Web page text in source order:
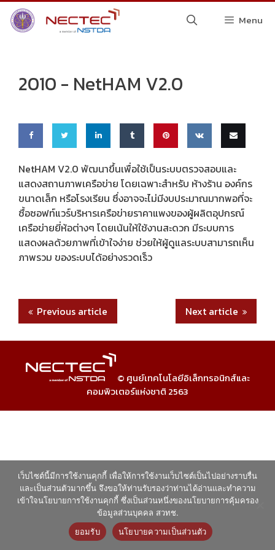
Skip
Menu
2010 - NetHAM V2.0
on
Faceb
ook
on
Twitte
r
on
dIn
Share
on
Tumbl
r
this on VK this
NetHAM V2.0 พัฒนาขึ้นเพื่อใช้เป็นระบบตรวจสอบและ
แสดงสถานภาพเครือข่าย โดยเฉพาะสำหรับ ห้างร้าน องค์กร
ขนาดเล็ก หรือโรงเรียน ซึ่งอาจจะไม่มีงบประมาณมากพอที่จะ
ซื้อซอฟท์แวร์บริหารเครือข่ายราคาแพงของผู้ผลิตอุปกรณ์
เครือข่ายยี่ห้อต่างๆ โดยเน้นให้ใช้งานสะดวก มีระบบการ
แสดงผลด้วยภาพที่เข้าใจง่าย ช่วยให้ผู้ดูแลระบบสามารถเห็น
ภาพรวม ของระบบได้อย่างรวดเร็ว
Next article
Previous article
© ศูนย์เทคโนโลยีอิเล็กทรอนิกส์และ
คอมพิวเตอร์แห่งชาติ 2563
เว็บไซต์นี้มีการใช้งานคุกกี้ เพื่อให้การใช้งานเว็บไซต์เป็นไปอย่างราบรื่น
และเป็นส่วนตัวมากขึ้น จึงขอให้ท่านรับรองว่าท่านได้อ่านและทำความ
เข้าใจนโยบายการใช้งานคุกกี้ ซึ่งเป็นส่วนหนึ่งของนโยบายการคุ้มครอง
ข้อมูลส่วนบุคคล สวทช.
ยอมรับ
นโยบายความเป็นส่วนตัว